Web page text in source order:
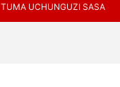
TUMA UCHUNGUZI SASA